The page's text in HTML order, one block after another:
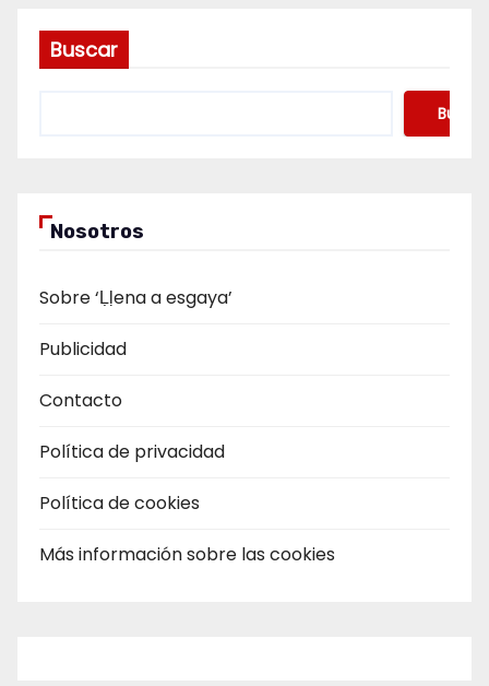
Buscar
Buscar
Nosotros
Sobre ‘Ḷḷena a esgaya’
Publicidad
Contacto
Política de privacidad
Política de cookies
Más información sobre las cookies